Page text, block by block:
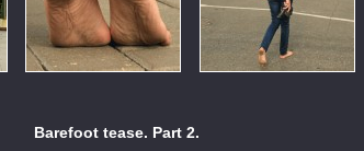
Barefoot tease. Part 2.